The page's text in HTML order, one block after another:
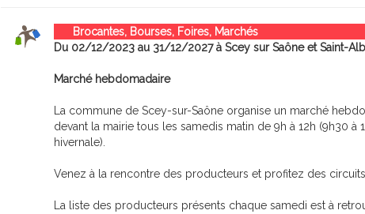
Brocantes, Bourses, Foires, Marchés
Du 02/12/2023 au 31/12/2027 à Scey sur Saône et Saint-
Marché hebdomadaire
La commune de Scey-sur-Saône organise un marché
devant la mairie tous les samedis matin de 9h à 12h (9h30 à
hivernale).
Venez à la rencontre des producteurs et profitez des
La liste des producteurs présents chaque samedi est à